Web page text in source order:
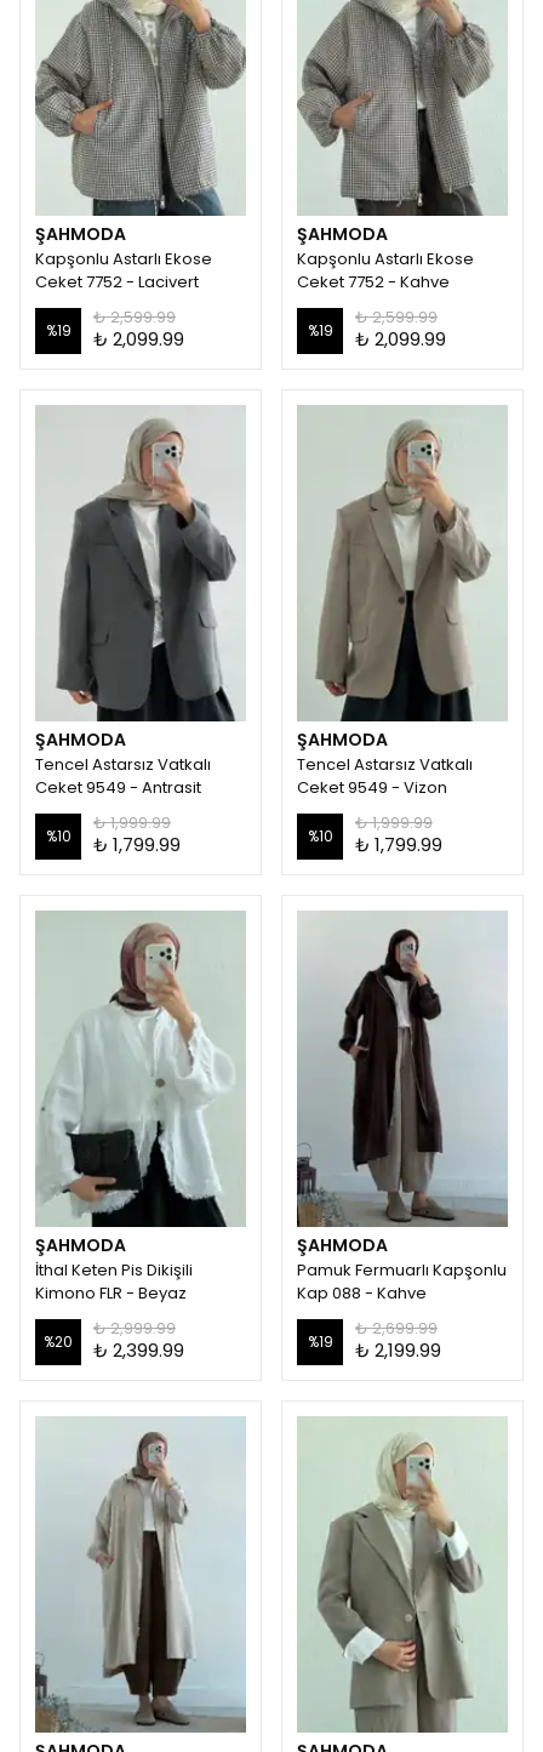
ŞAHMODA
Kapşonlu Astarlı Ekose
Ceket 7752 - Lacivert
%19
₺ 2,599.99
₺ 2,099.99
ŞAHMODA
Kapşonlu Astarlı Ekose
Ceket 7752 - Kahve
%19
₺ 2,599.99
₺ 2,099.99
ŞAHMODA
Tencel Astarsız Vatkalı
Ceket 9549 - Antrasit
%10
₺ 1,999.99
₺ 1,799.99
ŞAHMODA
Tencel Astarsız Vatkalı
Ceket 9549 - Vizon
%10
₺ 1,999.99
₺ 1,799.99
ŞAHMODA
İthal Keten Pis Dikişili
Kimono FLR - Beyaz
%20
₺ 2,999.99
₺ 2,399.99
ŞAHMODA
Pamuk Fermuarlı Kapşonlu
Kap 088 - Kahve
%19
₺ 2,699.99
₺ 2,199.99